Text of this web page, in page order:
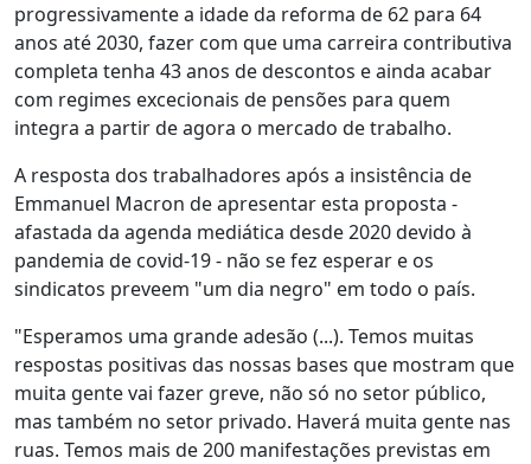
progressivamente a idade da reforma de 62 para 64
anos até 2030, fazer com que uma carreira contributiva
completa tenha 43 anos de descontos e ainda acabar
com regimes excecionais de pensões para quem
integra a partir de agora o mercado de trabalho.
A resposta dos trabalhadores após a insistência de
Emmanuel Macron de apresentar esta proposta -
afastada da agenda mediática desde 2020 devido à
pandemia de covid-19 - não se fez esperar e os
sindicatos preveem "um dia negro" em todo o país.
"Esperamos uma grande adesão (...). Temos muitas
respostas positivas das nossas bases que mostram que
muita gente vai fazer greve, não só no setor público,
mas também no setor privado. Haverá muita gente nas
ruas. Temos mais de 200 manifestações previstas em